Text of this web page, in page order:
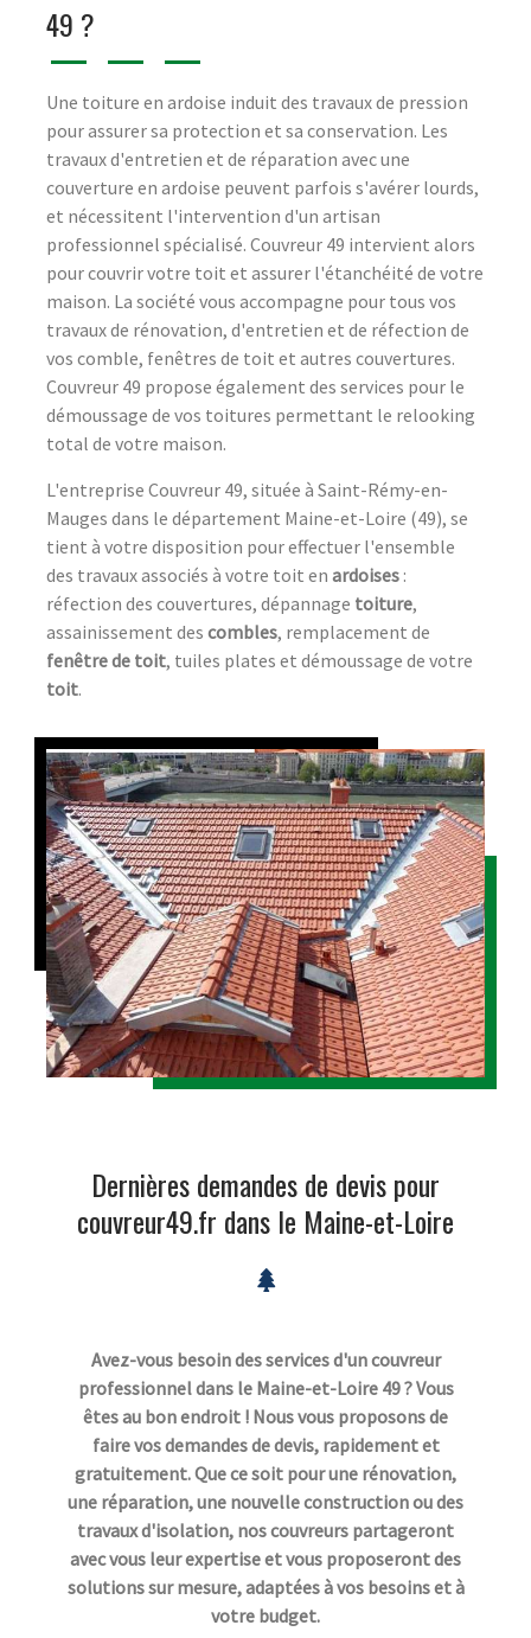
49 ?
Une toiture en ardoise induit des travaux de pression
pour assurer sa protection et sa conservation. Les
travaux d'entretien et de réparation avec une
couverture en ardoise peuvent parfois s'avérer lourds,
et nécessitent l'intervention d'un artisan
professionnel spécialisé. Couvreur 49 intervient alors
pour couvrir votre toit et assurer l'étanchéité de votre
maison. La société vous accompagne pour tous vos
travaux de rénovation, d'entretien et de réfection de
vos comble, fenêtres de toit et autres couvertures.
Couvreur 49 propose également des services pour le
démoussage de vos toitures permettant le relooking
total de votre maison.
L'entreprise Couvreur 49, située à Saint-Rémy-en-
Mauges dans le département Maine-et-Loire (49), se
tient à votre disposition pour effectuer l'ensemble
des travaux associés à votre toit en ardoises :
réfection des couvertures, dépannage toiture,
assainissement des combles, remplacement de
fenêtre de toit, tuiles plates et démoussage de votre
toit.
Dernières demandes de devis pour
couvreur49.fr dans le Maine-et-Loire
Avez-vous besoin des services d'un couvreur
professionnel dans le Maine-et-Loire 49 ? Vous
êtes au bon endroit ! Nous vous proposons de
faire vos demandes de devis, rapidement et
gratuitement. Que ce soit pour une rénovation,
une réparation, une nouvelle construction ou des
travaux d'isolation, nos couvreurs partageront
avec vous leur expertise et vous proposeront des
solutions sur mesure, adaptées à vos besoins et à
votre budget.